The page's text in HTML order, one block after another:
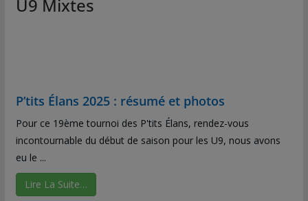
U9 Mixtes
P’tits Élans 2025 : résumé et photos
Pour ce 19ème tournoi des P'tits Élans, rendez-vous
incontournable du début de saison pour les U9, nous avons
eu le ...
Lire La Suite…